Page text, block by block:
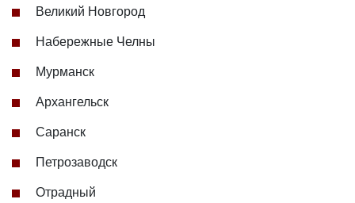
Великий Новгород
Набережные Челны
Мурманск
Архангельск
Саранск
Петрозаводск
Отрадный